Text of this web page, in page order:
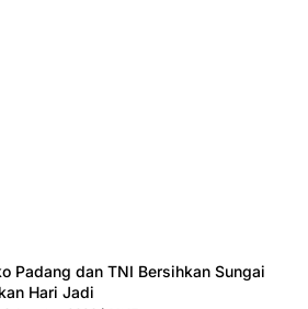
Padang dan TNI Bersihkan Sungai
Hari Jadi